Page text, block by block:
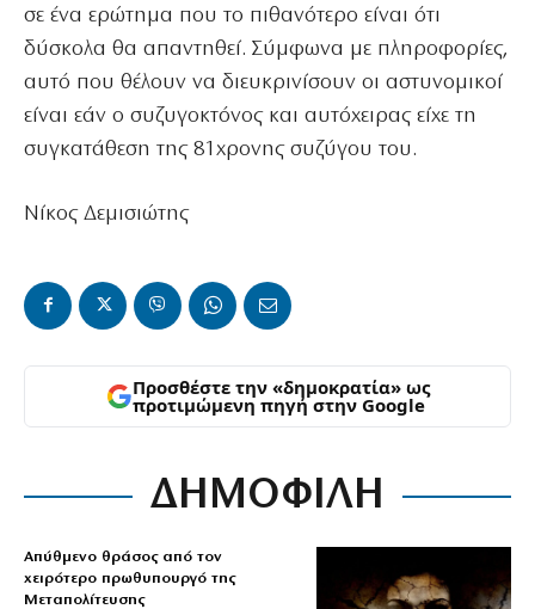
σε ένα ερώτημα που το πιθανότερο είναι ότι
δύσκολα θα απαντηθεί. Σύμφωνα με πληροφορίες,
αυτό που θέλουν να διευκρινίσουν οι αστυνομικοί
είναι εάν ο συζυγοκτόνος και αυτόχειρας είχε τη
συγκατάθεση της 81χρονης συζύγου του.
Νίκος Δεμισιώτης
Προσθέστε την «δημοκρατία» ως
προτιμώμενη πηγή στην Google
ΔΗΜΟΦΙΛΗ
Απύθμενο θράσος από τον
χειρότερο πρωθυπουργό της
Μεταπολίτευσης